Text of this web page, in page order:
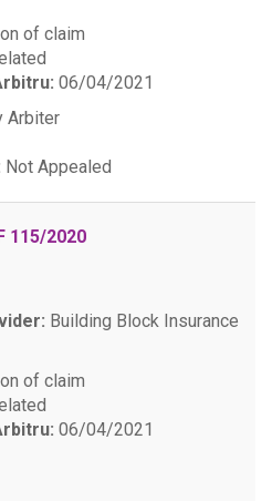
of claim
06/04/2021
Arbiter
Not Appealed
115/2020
Building Block Insurance
of claim
06/04/2021